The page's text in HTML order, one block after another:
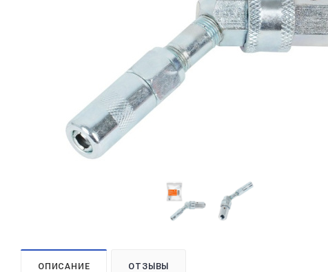
ОПИСАНИЕ ОТЗЫВЫ